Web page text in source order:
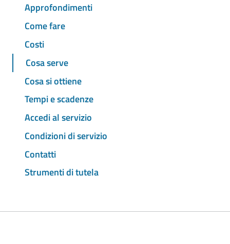
Approfondimenti
Come fare
Costi
Cosa serve
Cosa si ottiene
Tempi e scadenze
Accedi al servizio
Condizioni di servizio
Contatti
Strumenti di tutela